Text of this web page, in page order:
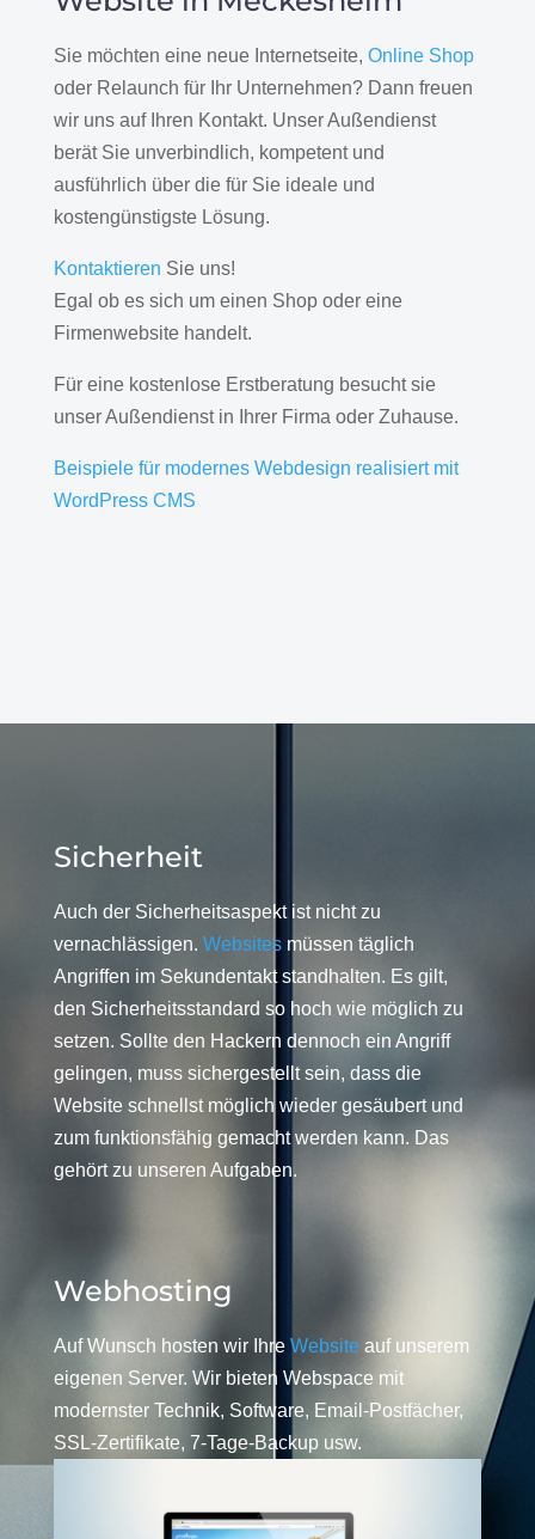
Sie möchten eine neue Internetseite, Online Shop
oder Relaunch für Ihr Unternehmen? Dann freuen
wir uns auf Ihren Kontakt. Unser Außendienst
berät Sie unverbindlich, kompetent und
ausführlich über die für Sie ideale und
kostengünstigste Lösung.
Kontaktieren Sie uns!
Egal ob es sich um einen Shop oder eine
Firmenwebsite handelt.
Für eine kostenlose Erstberatung besucht sie
unser Außendienst in Ihrer Firma oder Zuhause.
Beispiele für modernes Webdesign realisiert mit
WordPress CMS
Sicherheit
Auch der Sicherheitsaspekt ist nicht zu
vernachlässigen. Websitesmüssen täglich
Angriffen im Sekundentakt standhalten. Es gilt,
den Sicherheitsstandard so hoch wie möglich zu
setzen. Sollte den Hackern dennoch ein Angriff
gelingen, muss sichergestellt sein, dass die
Website schnellst möglich wieder gesäubert und
zum funktionsfähig gemacht werden kann. Das
gehört zu unseren Aufgaben.
Webhosting
Auf Wunsch hosten wir Ihre Website auf unserem
eigenen Server. Wir bieten Webspace mit
modernster Technik, Software, Email-Postfächer,
SSL-Zertifikate, 7-Tage-Backup usw.